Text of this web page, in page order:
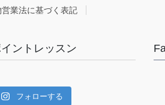
業法に基づく表記
ントレッスン
フォローする